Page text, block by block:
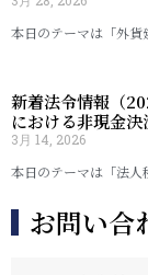
本日のテーマは「外貨
新着法令情報（
における非現金
3月 14, 2026
本日のテーマは「法人
お問い合